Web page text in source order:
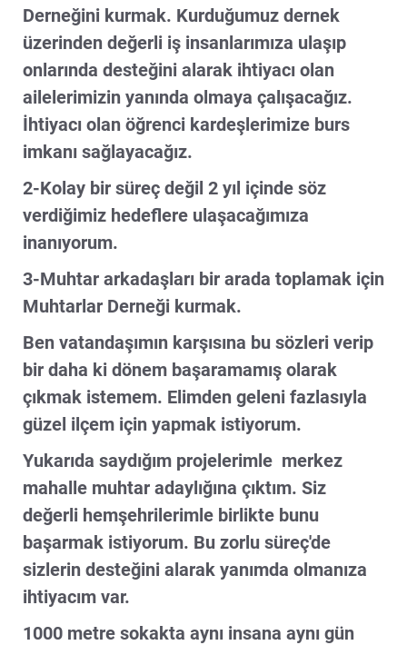
Derneğini kurmak. Kurduğumuz dernek
üzerinden değerli iş insanlarımıza ulaşıp
onlarında desteğini alarak ihtiyacı olan
ailelerimizin yanında olmaya çalışacağız.
İhtiyacı olan öğrenci kardeşlerimize burs
imkanı sağlayacağız.
2-Kolay bir süreç değil 2 yıl içinde söz
verdiğimiz hedeflere ulaşacağımıza
inanıyorum.
3-Muhtar arkadaşları bir arada toplamak için
Muhtarlar Derneği kurmak.
Ben vatandaşımın karşısına bu sözleri verip
bir daha ki dönem başaramamış olarak
çıkmak istemem. Elimden geleni fazlasıyla
güzel ilçem için yapmak istiyorum.
Yukarıda saydığım projelerimle merkez
mahalle muhtar adaylığına çıktım. Siz
değerli hemşehrilerimle birlikte bunu
başarmak istiyorum. Bu zorlu süreç'de
sizlerin desteğini alarak yanımda olmanıza
ihtiyacım var.
1000 metre sokakta aynı insana aynı gün